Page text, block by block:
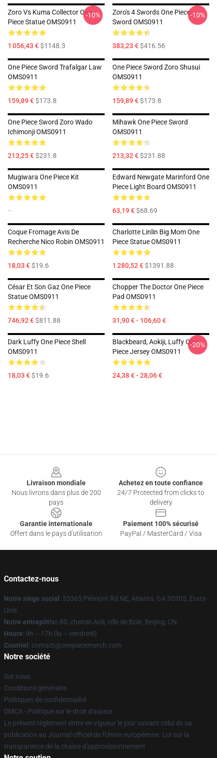
Zoro Vs Kuma Collector One
Piece Statue OMS0911
1 056,43 €$1148.3
-10%
Zoro's 4 Swords One Piece
Sword OMS0911
383,23 €$416.56
-10%
One Piece Sword Trafalgar Law
OMS0911
159,89 €$173.8
One Piece Sword Zoro Shusui
OMS0911
159,89 €$173.8
One Piece Sword Zoro Wado
Ichimonji OMS0911
213,25 €$231.8
Mihawk One Piece Sword
OMS0911
213,32 €$231.88
Mugiwara One Piece Kit
OMS0911
--
Edward Newgate Marinford One
Piece Light Board OMS0911
63,19 €$68.69
Coque Fromage Avis De
Recherche Nico Robin OMS0911
18,03 €$19.6
Charlotte Linlin Big Mom One
Piece Statue OMS0911
1 280,52 €$1391.88
César Et Son Gaz One Piece
Statue OMS0911
746,92 €$811.88
Chopper The Doctor One Piece
Pad OMS0911
31,90 € - 106,60 €
Dark Luffy One Piece Shell
OMS0911
18,03 €$19.6
Blackbeard, Aokiji, Luffy One
Piece Jersey OMS0911
24,38 € - 28,06 €
-20%
Livraison mondiale
Nous livrons dans plus de 200
pays
Achetez en toute confiance
24/7 Protected from clicks to
delivery
Garantie internationale
Offert dans le pays d'utilisation
Paiement 100% sécurisé
PayPal / MasterCard / Visa
Contactez-nous
Notre siège social : 53365 Piémont Rd NE, Atlanta, GA 30305, États-
Unis
Notre entrepôtNo 80, chemin Anli, ville de Bole, Beijing, CN
Heure: 9h – 17h (lu – vendredi)
Courriel : contact@onepiecemerch.com
Notre société
Sur nous
Conditions générales
Politiques de confidentialité
DMCA - Politique sur le droit d'auteur
Le présent règlement entre en vigueur le jour suivant celui de sa
publication au Journal officiel de l'Union européenne. Loi sur la
transparence de la chaîne d'approvisionnement